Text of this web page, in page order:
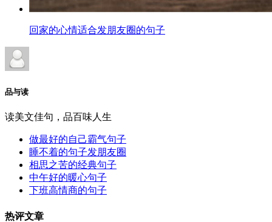
回家的心情适合发朋友圈的句子
品与读
读美文佳句，品百味人生
做最好的自己霸气句子
睡不着的句子发朋友圈
相思之苦的经典句子
中午好的暖心句子
下班高情商的句子
热评文章